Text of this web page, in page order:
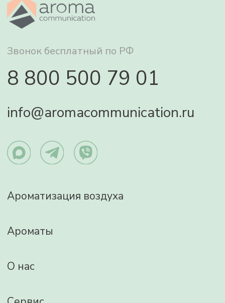
О нас
Отзывы
Изображения:http://www.freepik.com